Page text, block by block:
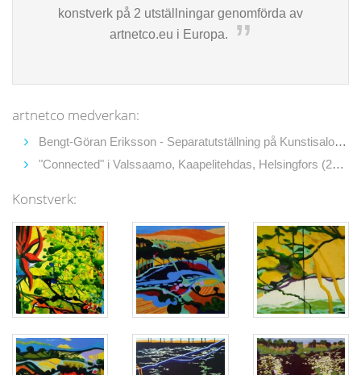
konstverk på 2 utställningar genomförda av
artnetco.eu i Europa.
artnetco medverkan:
Bengt-Göran Eriksson - Separatutställning på Kunstisalong Allee i Tallinn, Estland (2015)
"Connected" i Valssaamo, Kaapelitehdas, Helsingfors (2015)
Konstverk: